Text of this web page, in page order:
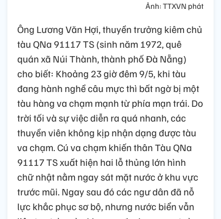
Ảnh: TTXVN phát
Ông Lương Văn Hợi, thuyền trưởng kiêm chủ
tàu QNa 91117 TS (sinh năm 1972, quê
quán xã Núi Thành, thành phố Đà Nẵng)
cho biết: Khoảng 23 giờ đêm 9/5, khi tàu
đang hành nghề câu mực thì bất ngờ bị một
tàu hàng va chạm mạnh từ phía mạn trái. Do
trời tối và sự việc diễn ra quá nhanh, các
thuyền viên không kịp nhận dạng được tàu
va chạm. Cú va chạm khiến thân Tàu QNa
91117 TS xuất hiện hai lỗ thủng lớn hình
chữ nhật nằm ngay sát mặt nước ở khu vực
trước mũi. Ngay sau đó các ngư dân đã nỗ
lực khắc phục sơ bộ, nhưng nước biển vẫn